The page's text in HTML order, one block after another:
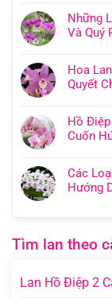
Những
Và Quý
Hoa
Quyết
Hồ
Cuốn
Các
Hướng
Tìm lan theo
Lan Hồ Điệp 2